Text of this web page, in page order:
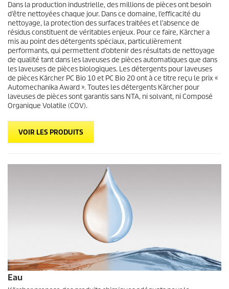
Dans la production industrielle, des millions de pièces ont besoin
d’être nettoyées chaque jour. Dans ce domaine, l’efficacité du
nettoyage, la protection des surfaces traitées et l’absence de
résidus constituent de véritables enjeux. Pour ce faire, Kärcher a
mis au point des détergents spéciaux, particulièrement
performants, qui permettent d’obtenir des résultats de nettoyage
de qualité tant dans les laveuses de pièces automatiques que dans
les laveuses de pièces biologiques. Les détergents pour laveuses
de pièces Kärcher PC Bio 10 et PC Bio 20 ont à ce titre reçu le prix «
Automechanika Award ». Toutes les détergents Kärcher pour
laveuses de pièces sont garantis sans NTA, ni solvant, ni Composé
Organique Volatile (COV).
VOIR LES PRODUITS
Eau